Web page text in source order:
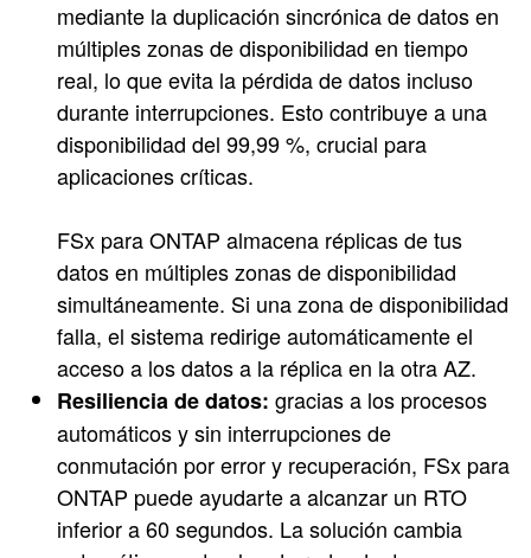
mediante la duplicación sincrónica de datos en
múltiples zonas de disponibilidad en tiempo
real, lo que evita la pérdida de datos incluso
durante interrupciones. Esto contribuye a una
disponibilidad del 99,99 %, crucial para
aplicaciones críticas.
FSx para ONTAP almacena réplicas de tus
datos en múltiples zonas de disponibilidad
simultáneamente. Si una zona de disponibilidad
falla, el sistema redirige automáticamente el
acceso a los datos a la réplica en la otra AZ.
Resiliencia de datos: gracias a los procesos
automáticos y sin interrupciones de
conmutación por error y recuperación, FSx para
ONTAP puede ayudarte a alcanzar un RTO
inferior a 60 segundos. La solución cambia